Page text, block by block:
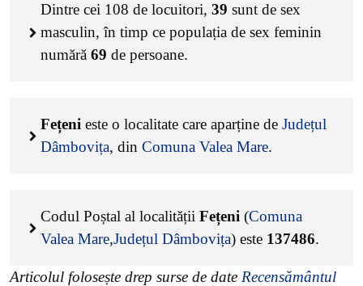
Dintre cei 108 de locuitori, 39 sunt de sex
masculin, în timp ce populația de sex feminin
numără 69 de persoane.
Fețeni este o localitate care aparține de Județul
Dâmbovița, din Comuna Valea Mare.
Codul Poștal al localității Fețeni (Comuna
Valea Mare,Județul Dâmbovița) este 137486.
Articolul folosește drep surse de date Recensământul